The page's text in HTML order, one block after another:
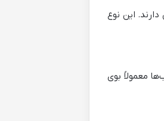
این نوع
معمولاً بوی